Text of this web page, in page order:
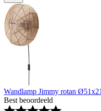
Wandlamp Jimmy rotan
Best beoordeeld